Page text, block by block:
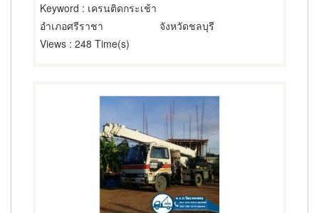
Keyword : เครนติดกระเช้า
อำเภอศรีราชา
จังหวัดชลบุรี
Views : 248 Time(s)